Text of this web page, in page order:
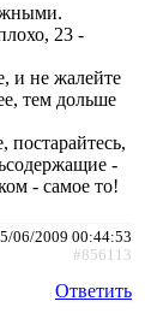
23 -
и не жалейте
тем дольше
-
- самое то!
06/2009 00:44:53
#856113
Ответить